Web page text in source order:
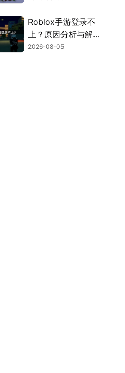
Roblox手游登录不
上？原因分析与解决
方案！
2026-08-05